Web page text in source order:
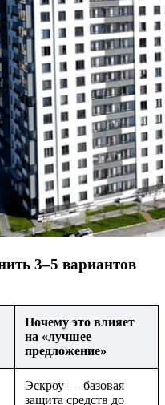
3–5 вариантов
Почему это влияет
на «лучшее
предложение»
Эскроу — базовая
защита средств до